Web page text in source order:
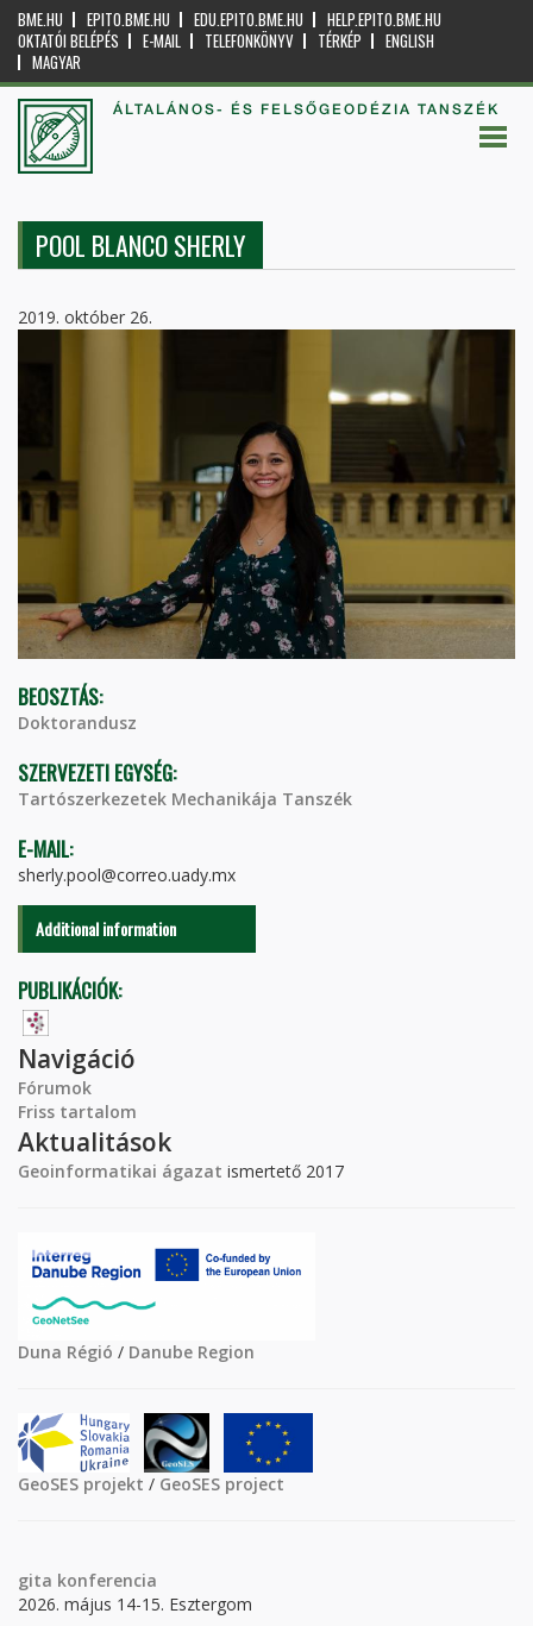
BME.HU EPITO.BME.HU EDU.EPITO.BME.HU
HELP.EPITO.BME.HU
OKTATÓI BELÉPÉS
E-MAIL TELEFONKÖNYV TÉRKÉP
ENGLISH
MAGYAR
ÁLTALÁNOS- ÉS FELSŐGEODÉZIA TANSZÉK
POOL BLANCO SHERLY
2019. október 26.
BEOSZTÁS:
Doktorandusz
SZERVEZETI EGYSÉG:
Tartószerkezetek Mechanikája Tanszék
E-MAIL:
sherly.pool@correo.uady.mx
Additional information
PUBLIKÁCIÓK:
Navigáció
Fórumok
Friss tartalom
Aktualitások
Geoinformatikai ágazat ismertető 2017
Duna Régió / Danube Region
GeoSES projekt / GeoSES project
gita konferencia
2026. május 14-15. Esztergom